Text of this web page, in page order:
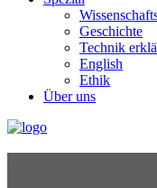
Geschichte
Technik
English
Ethik
Über uns